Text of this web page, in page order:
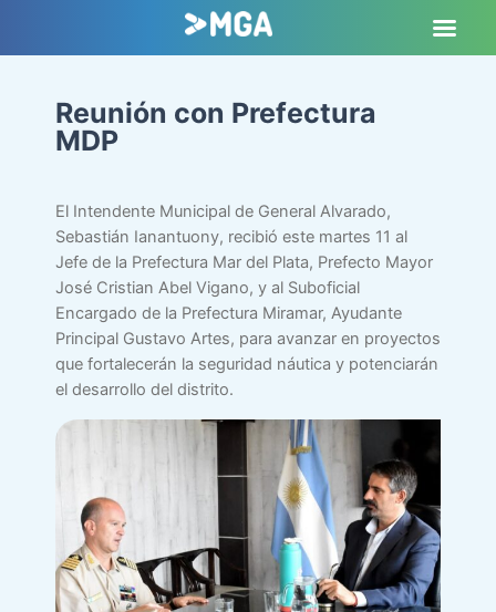
Reunión con Prefectura
MDP
El Intendente Municipal de General Alvarado,
Sebastián Ianantuony, recibió este martes 11 al
Jefe de la Prefectura Mar del Plata, Prefecto Mayor
José Cristian Abel Vigano, y al Suboficial
Encargado de la Prefectura Miramar, Ayudante
Principal Gustavo Artes, para avanzar en proyectos
que fortalecerán la seguridad náutica y potenciarán
el desarrollo del distrito.